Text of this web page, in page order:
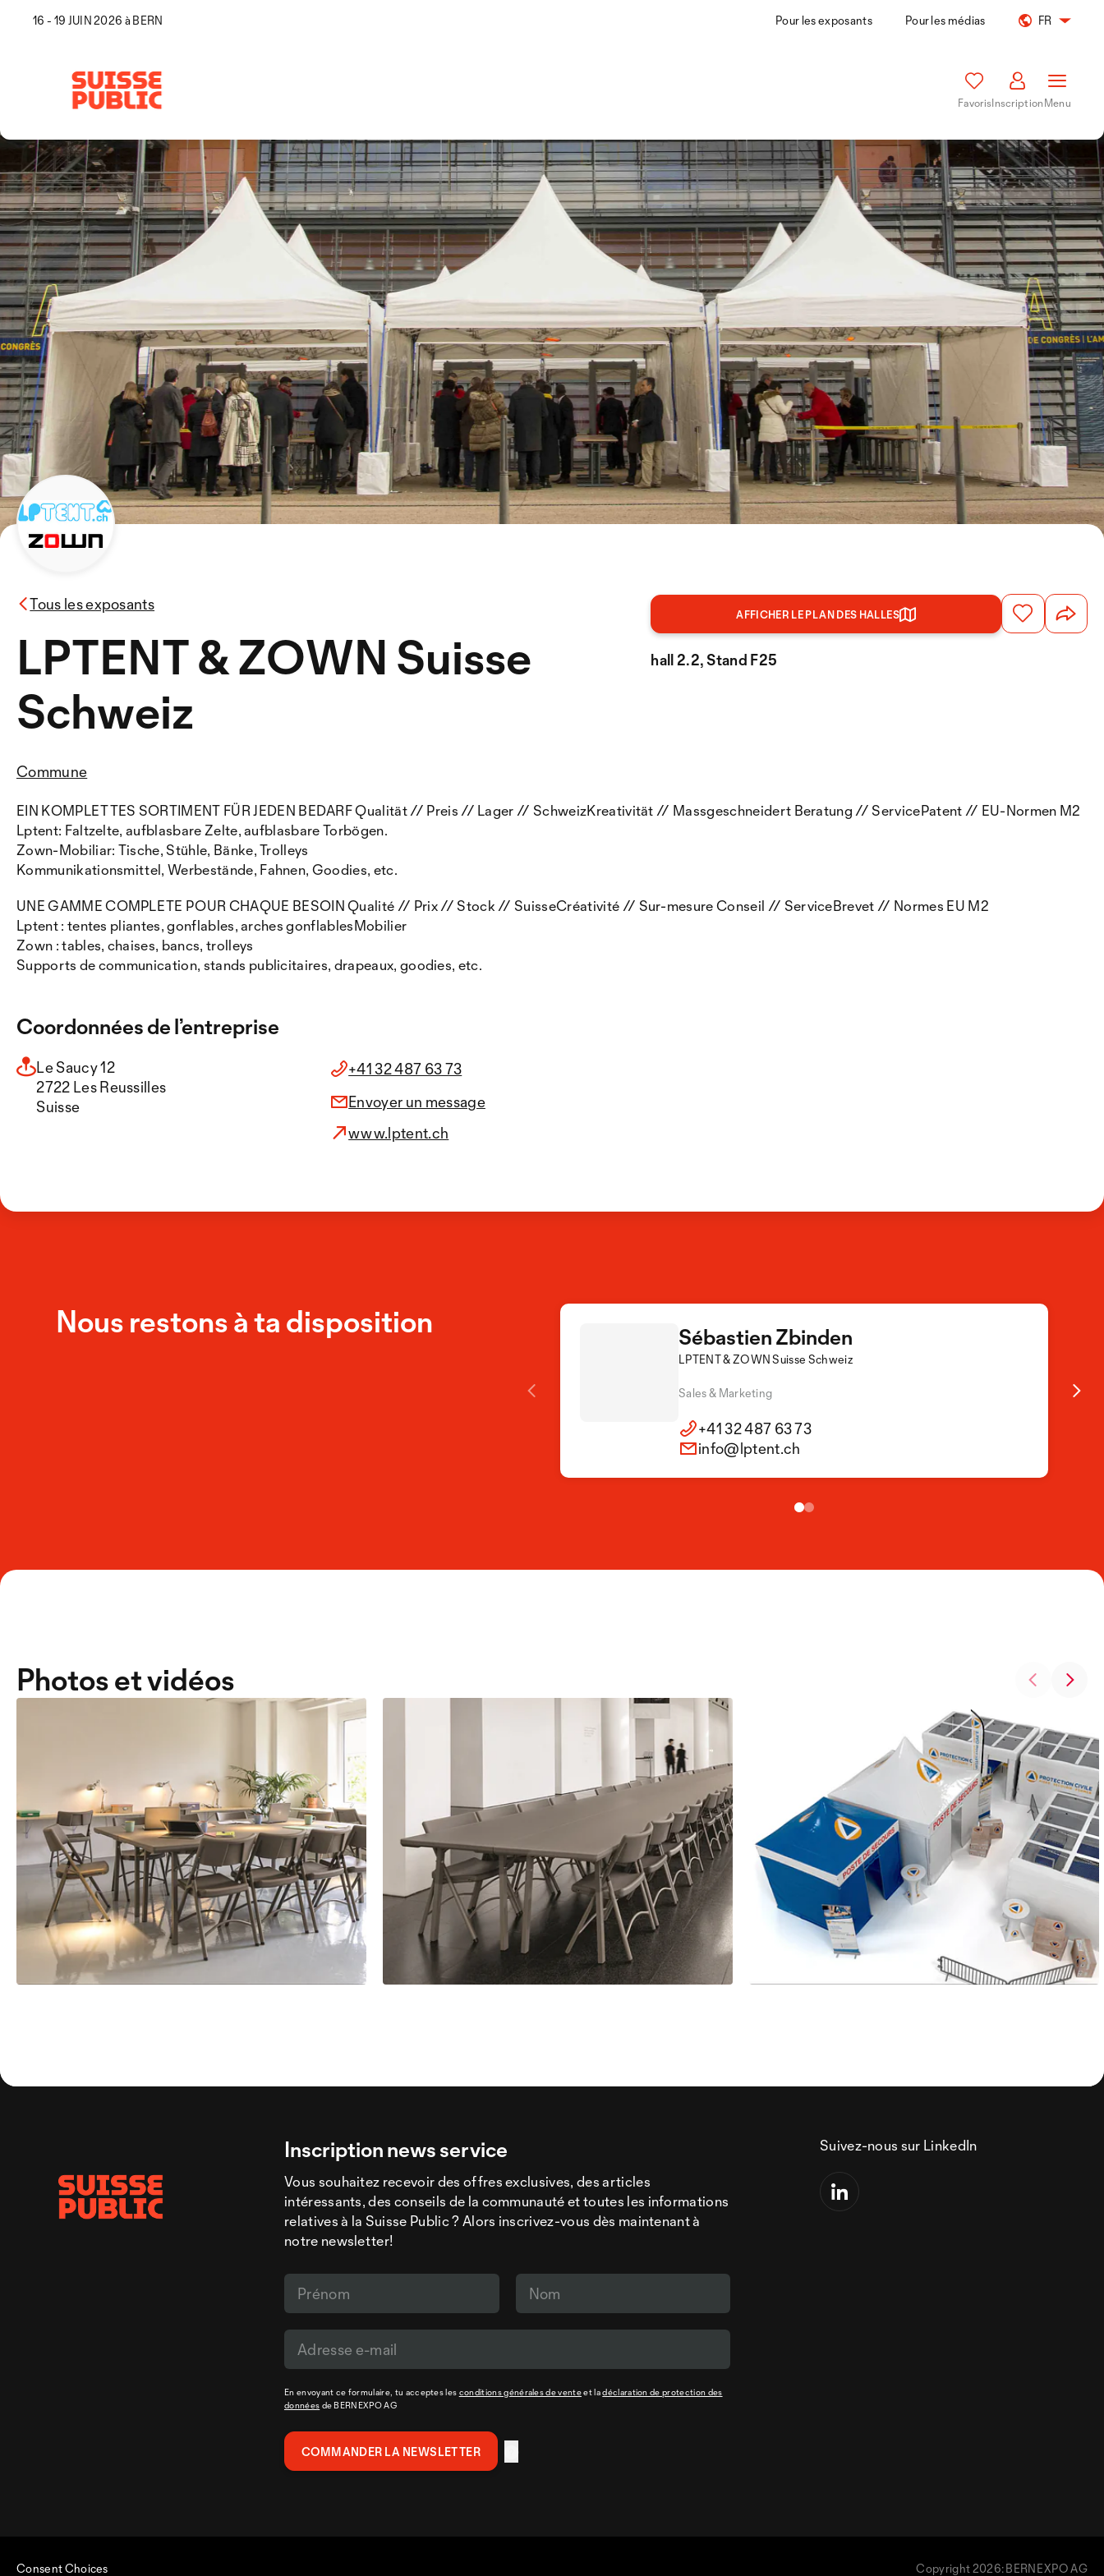
16 - 19 JUIN 2026 à BERN Pour les exposants Pour les médias FR
FavorisInscriptionMenu
Tous les exposants
LPTENT & ZOWN Suisse
Schweiz
Commune
AFFICHER LE PLAN DES HALLES
hall 2.2, Stand F25
EIN KOMPLETTES SORTIMENT FÜR JEDEN BEDARF Qualität // Preis // Lager // SchweizKreativität // Massgeschneidert Beratung // ServicePatent // EU-Normen M2
Lptent: Faltzelte, aufblasbare Zelte, aufblasbare Torbögen.
Zown-Mobiliar: Tische, Stühle, Bänke, Trolleys
Kommunikationsmittel, Werbestände, Fahnen, Goodies, etc.
UNE GAMME COMPLETE POUR CHAQUE BESOIN Qualité // Prix // Stock // SuisseCréativité // Sur-mesure Conseil // ServiceBrevet // Normes EU M2
Lptent : tentes pliantes, gonflables, arches gonflablesMobilier
Zown : tables, chaises, bancs, trolleys
Supports de communication, stands publicitaires, drapeaux, goodies, etc.
Coordonnées de l’entreprise
Le Saucy 12
2722 Les Reussilles
Suisse
+41 32 487 63 73
Envoyer un message
www.lptent.ch
Nous restons à ta disposition Sébastien Zbinden
LPTENT & ZOWN Suisse Schweiz
Sales & Marketing
+41 32 487 63 73
info@lptent.ch
Photos et vidéos
Inscription news service
Vous souhaitez recevoir des offres exclusives, des articles
intéressants, des conseils de la communauté et toutes les informations
relatives à la Suisse Public ? Alors inscrivez-vous dès maintenant à
notre newsletter!
En envoyant ce formulaire, tu acceptes les conditions générales de venteet ladéclaration de protection des
données de BERNEXPO AG
Suivez-nous sur LinkedIn
Consent Choices Copyright 2026: BERNEXPO AG